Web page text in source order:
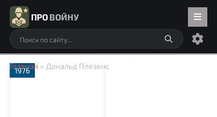
ПРОВОЙНУ
Главная » Дональд Плезенс
1976